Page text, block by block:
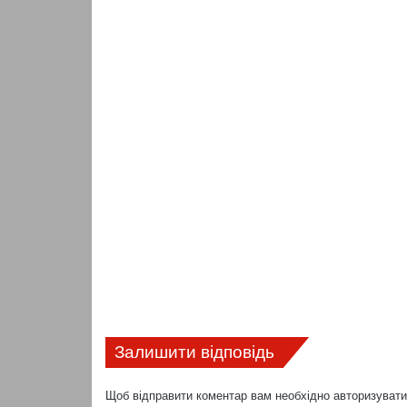
Залишити відповідь
Щоб відправити коментар вам необхідно